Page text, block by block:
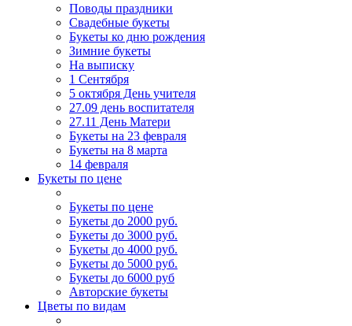
Поводы праздники
Свадебные букеты
Букеты ко дню рождения
Зимние букеты
На выписку
1 Сентября
5 октября День учителя
27.09 день воспитателя
27.11 День Матери
Букеты на 23 февраля
Букеты на 8 марта
14 февраля
Букеты по цене
Букеты по цене
Букеты до 2000 руб.
Букеты до 3000 руб.
Букеты до 4000 руб.
Букеты до 5000 руб.
Букеты до 6000 руб
Авторские букеты
Цветы по видам